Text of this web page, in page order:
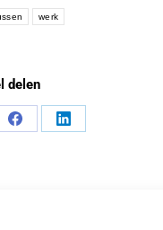
werk
delen
Share
Share